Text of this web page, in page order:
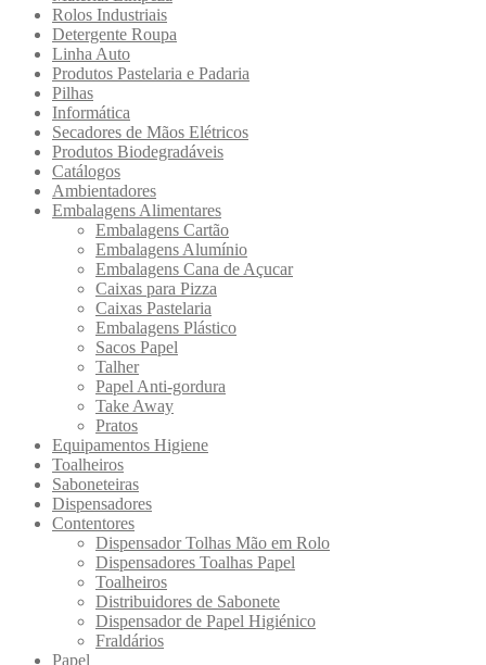
Rolos Industriais
Detergente Roupa
Linha Auto
Produtos Pastelaria e Padaria
Pilhas
Informática
Secadores de Mãos Elétricos
Produtos Biodegradáveis
Catálogos
Ambientadores
Embalagens Alimentares
Embalagens Cartão
Embalagens Alumínio
Embalagens Cana de Açucar
Caixas para Pizza
Caixas Pastelaria
Embalagens Plástico
Sacos Papel
Talher
Papel Anti-gordura
Take Away
Pratos
Equipamentos Higiene
Toalheiros
Saboneteiras
Dispensadores
Contentores
Dispensador Tolhas Mão em Rolo
Dispensadores Toalhas Papel
Toalheiros
Distribuidores de Sabonete
Dispensador de Papel Higiénico
Fraldários
Papel